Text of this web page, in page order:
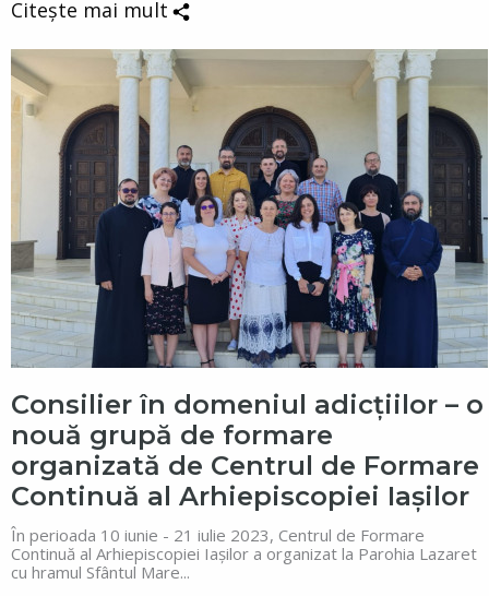
Citește mai mult
Consilier în domeniul adicțiilor – o
nouă grupă de formare
organizată de Centrul de Formare
Continuă al Arhiepiscopiei Iașilor
În perioada 10 iunie - 21 iulie 2023, Centrul de Formare
Continuă al Arhiepiscopiei Iașilor a organizat la Parohia Lazaret
cu hramul Sfântul Mare...